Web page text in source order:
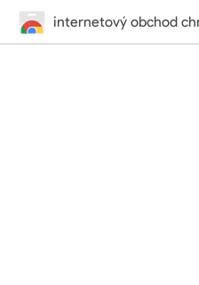
internetový obchod